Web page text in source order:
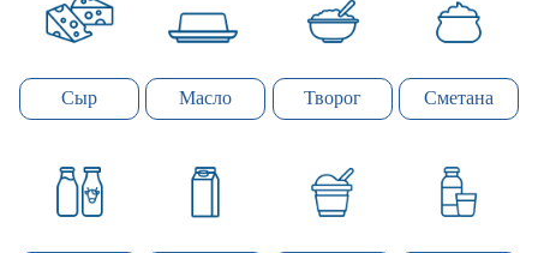
Сыр Масло Творог Сметана